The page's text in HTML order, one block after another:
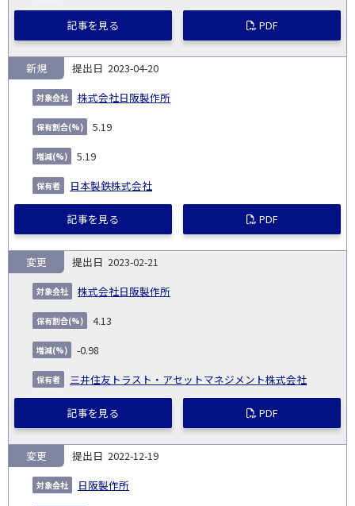
記事を見る PDF
2023-04-20
株式会社日阪製作所
新規
5.19
5.19
日本製鉄株式会社
記事を見る PDF
2023-02-21
株式会社日阪製作所
変更
4.13
-0.98
三井住友トラスト・アセットマネジメント株式会社
記事を見る PDF
2022-12-19
日阪製作所
変更